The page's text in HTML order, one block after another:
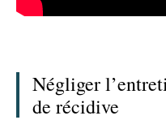
Négliger
de récidive